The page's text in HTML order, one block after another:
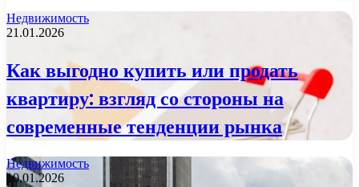
Недвижимость
21.01.2026
Как выгодно купить или продать
квартиру: взгляд со стороны на
современные тенденции рынка
Недвижимость
10.01.2026